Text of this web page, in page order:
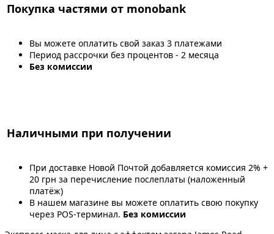
Покупка частями от monobank
Вы можете оплатить свой заказ 3 платежами
Период рассрочки без процентов - 2 месяца
Без комиссии
Наличными при получении
При доставке Новой Почтой добавляется комиссия 2% +
20 грн за перечисление послеплаты (наложенный
платёж)
В нашем магазине вы можете оплатить свою покупку
через POS-терминал. Без комиссии